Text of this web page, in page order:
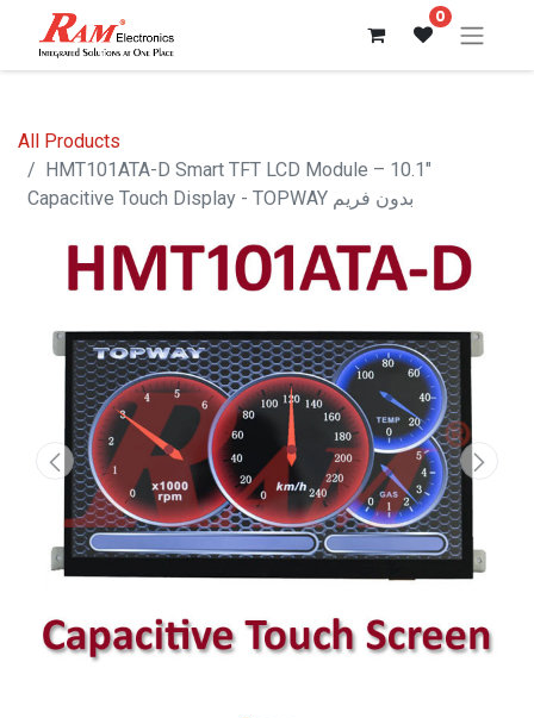
0
All Products
HMT101ATA-D Smart TFT LCD Module – 10.1"
Capacitive Touch Display - TOPWAY بدون فريم